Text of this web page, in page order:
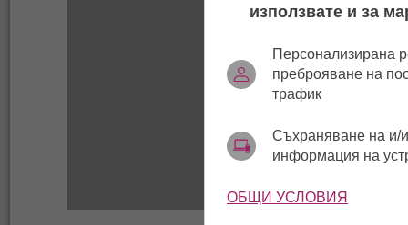
използвате и за
Персонализирана
преброяване на
трафик
Съхраняване на и/
информация на
ОБЩИ УСЛОВИЯ